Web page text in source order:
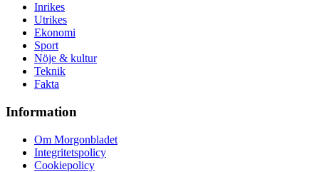
Inrikes
Utrikes
Ekonomi
Sport
Nöje & kultur
Teknik
Fakta
Information
Om Morgonbladet
Integritetspolicy
Cookiepolicy